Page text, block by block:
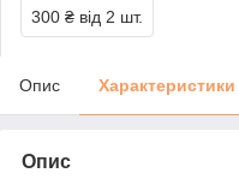
300 ₴ від 2 шт.
Опис Характеристики
Опис